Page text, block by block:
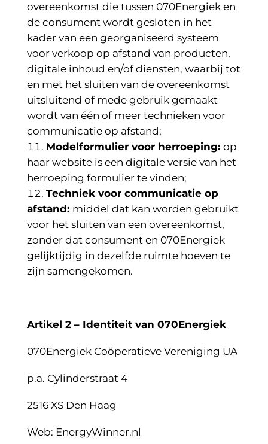
overeenkomst die tussen 070Energiek en
de consument wordt gesloten in het
kader van een georganiseerd systeem
voor verkoop op afstand van producten,
digitale inhoud en/of diensten, waarbij tot
en met het sluiten van de overeenkomst
uitsluitend of mede gebruik gemaakt
wordt van één of meer technieken voor
communicatie op afstand;
Modelformulier voor herroeping: op
haar website is een digitale versie van het
herroeping formulier te vinden;
Techniek voor communicatie op
afstand: middel dat kan worden gebruikt
voor het sluiten van een overeenkomst,
zonder dat consument en 070Energiek
gelijktijdig in dezelfde ruimte hoeven te
zijn samengekomen.
Artikel 2 – Identiteit van 070Energiek
070Energiek Coöperatieve Vereniging UA
p.a. Cylinderstraat 4
2516 XS Den Haag
Web: EnergyWinner.nl